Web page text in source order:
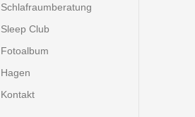
Schlafraumberatung
Sleep Club
Fotoalbum
Hagen
Kontakt